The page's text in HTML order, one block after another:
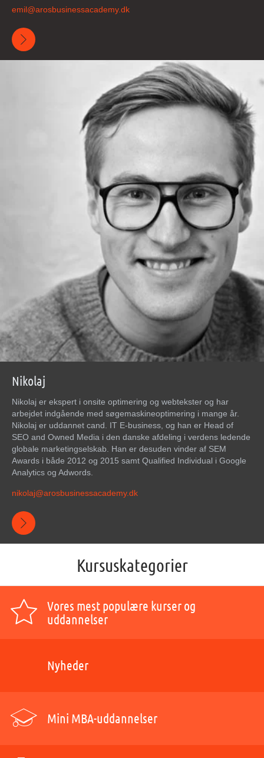
emil@arosbusinessacademy.dk
Nikolaj
Nikolaj er ekspert i onsite optimering og webtekster og har
arbejdet indgående med søgemaskineoptimering i mange år.
Nikolaj er uddannet cand. IT E-business, og han er Head of
SEO and Owned Media i den danske afdeling i verdens ledende
globale marketingselskab. Han er desuden vinder af SEM
Awards i både 2012 og 2015 samt Qualified Individual i Google
Analytics og Adwords.
nikolaj@arosbusinessacademy.dk
Kursuskategorier
Vores mest populære kurser og
uddannelser
Nyheder
Mini MBA-uddannelser